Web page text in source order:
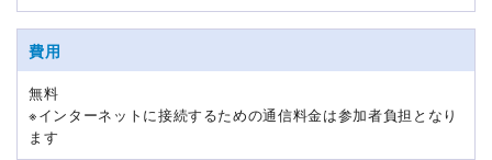
費用
無料
※インターネットに接続するための通信料金は参加者負担となり
ます